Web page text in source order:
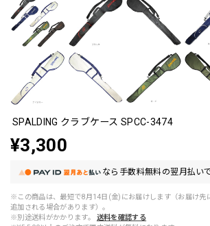
SPALDING クラブケース SPCC-3474
¥3,300
なら 手数料無料の翌月払い
※この商品は、最短で8月14日(金)にお届けします（お届け先
追加される場合があります）。
※別途送料がかかります。
送料を確認する